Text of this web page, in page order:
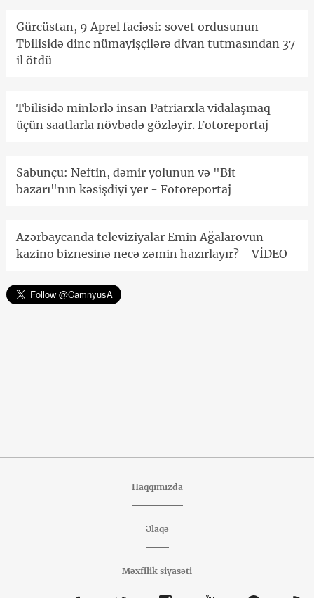
Gürcüstan, 9 Aprel faciəsi: sovet ordusunun
Tbilisidə dinc nümayişçilərə divan tutmasından 37
il ötdü
Tbilisidə minlərlə insan Patriarxla vidalaşmaq
üçün saatlarla növbədə gözləyir. Fotoreportaj
Sabunçu: Neftin, dəmir yolunun və "Bit
bazarı"nın kəsişdiyi yer - Fotoreportaj
Azərbaycanda televiziyalar Emin Ağalarovun
kazino biznesinə necə zəmin hazırlayır? - VİDEO
Haqqımızda
Əlaqə
Məxfilik siyasəti